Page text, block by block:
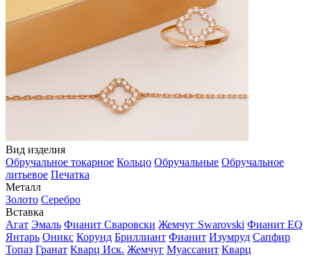
Вид изделия
Обручальное токарное Кольцо Обручальные Обручальное
литьевое Печатка
Металл
Золото Серебро
Вставка
Агат Эмаль Фианит Сваровски Жемчуг Swarovski Фианит EQ
Янтарь Оникс Корунд Бриллиант Фианит Изумруд Сапфир
Топаз Гранат Кварц Иск. Жемчуг Муассанит Кварц